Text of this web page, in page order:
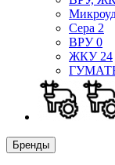
Сера 2
ВРУ0
ЖКУ 24
Бренды